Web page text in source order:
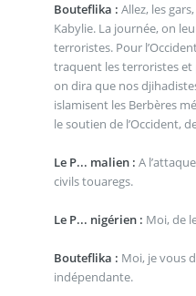
Bouteflika : Allez, les
Kabylie. La journée, on
terroristes. Pour
traquent les terroristes et
on dira que nos
islamisent les Berbères
le soutien de l’Occident,
Le P... malien : A
civils touaregs.
Le P... nigérien : Moi, de
Bouteflika : Moi, je vous
indépendante.